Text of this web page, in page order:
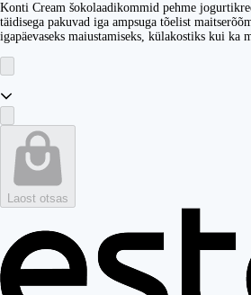
Konti Cream šokolaadikommid pehme
täidisega pakuvad iga ampsuga tõelist
igapäevaseks maiustamiseks, külakostiks kui ka
Laost otsas